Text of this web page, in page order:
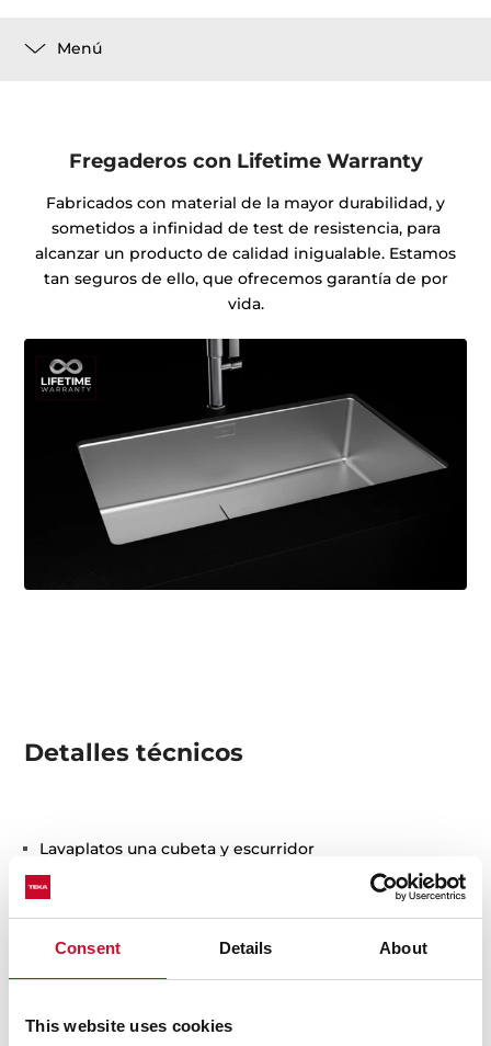
Consent Details About
This website uses cookies
Menú
Fregaderos con Lifetime Warranty
Fabricados con material de la mayor durabilidad, y
sometidos a infinidad de test de resistencia, para
alcanzar un producto de calidad inigualable. Estamos
tan seguros de ello, que ofrecemos garantía de por
vida.
Detalles técnicos
Lavaplatos una cubeta y escurridor
Acero inoxidable 18/10
Válvula canasta 1 1/2